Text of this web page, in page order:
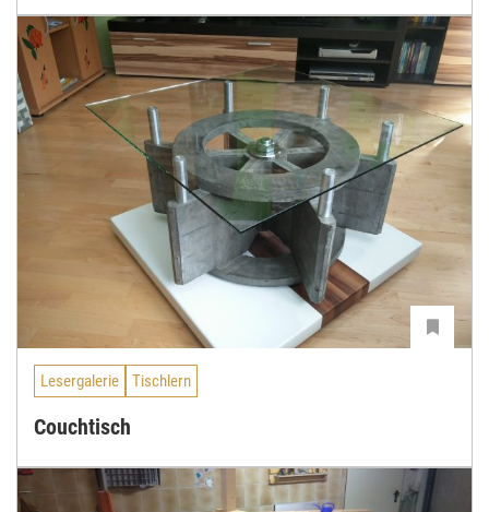
Lesergalerie Tischlern
Couchtisch